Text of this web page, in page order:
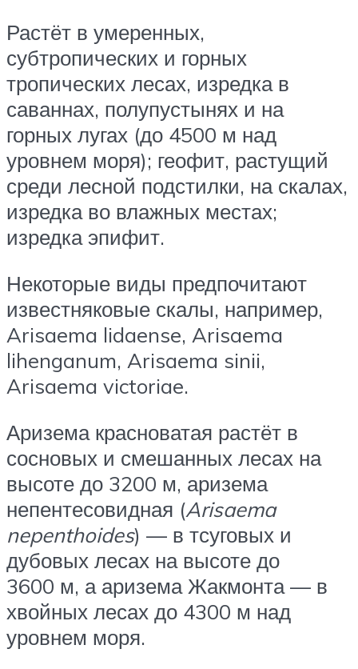
Растёт в умеренных,
субтропических и горных
тропических лесах, изредка в
саваннах, полупустынях и на
горных лугах (до 4500 м над
уровнем моря); геофит, растущий
среди лесной подстилки, на скалах,
изредка во влажных местах;
изредка эпифит.
Некоторые виды предпочитают
известняковые скалы, например,
Arisaema lidaense, Arisaema
lihenganum, Arisaema sinii,
Arisaema victoriae.
Аризема красноватая растёт в
сосновых и смешанных лесах на
высоте до 3200 м, аризема
непентесовидная (Arisaema
nepenthoides) — в тсуговых и
дубовых лесах на высоте до
3600 м, а аризема Жакмонта — в
хвойных лесах до 4300 м над
уровнем моря.